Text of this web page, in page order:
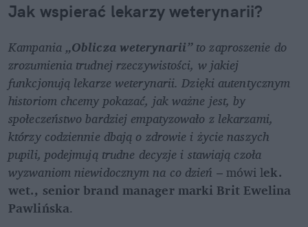
Jak wspierać lekarzy weterynarii?
Kampania „Oblicza weterynarii” to zaproszenie do
zrozumienia trudnej rzeczywistości, w jakiej
funkcjonują lekarze weterynarii. Dzięki autentycznym
historiom chcemy pokazać, jak ważne jest, by
społeczeństwo bardziej empatyzowało z lekarzami,
którzy codziennie dbają o zdrowie i życie naszych
pupili, podejmują trudne decyzje i stawiają czoła
wyzwaniom niewidocznym na co dzień – mówi lek.
wet., senior brand manager marki Brit Ewelina
Pawlińska.